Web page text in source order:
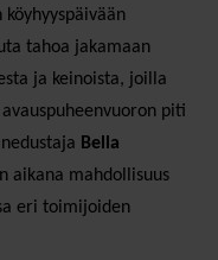
köyhyyspäivään
tahoa jakamaan
ja keinoista, joilla
piti
Bella
aikana mahdollisuus
eri toimijoiden